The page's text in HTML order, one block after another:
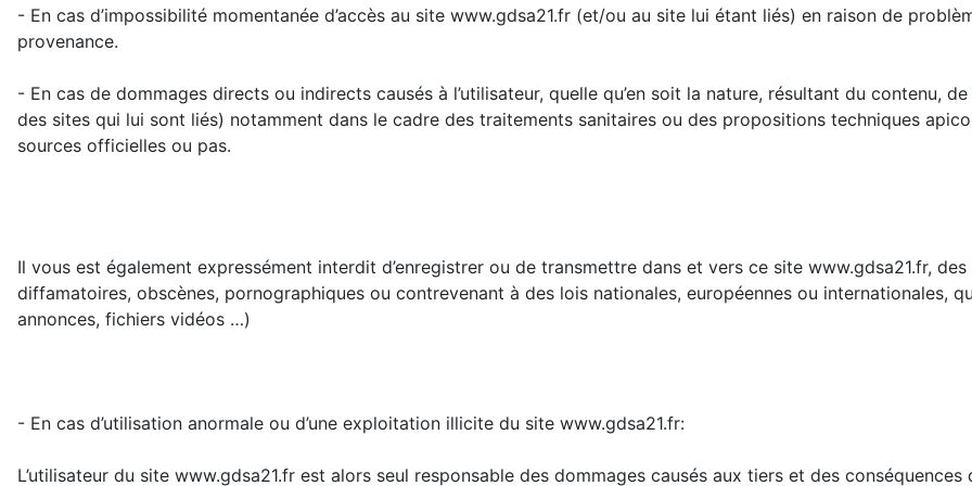
- En cas d’impossibilité momentanée d’accès au site www.gdsa21.fr (et/ou au site lui étant liés) en raison de
provenance.
- En cas de dommages directs ou indirects causés à l’utilisateur, quelle qu’en soit la nature, résultant du contenu,
des sites qui lui sont liés) notamment dans le cadre des traitements sanitaires ou des propositions techniques
sources officielles ou pas.
Il vous est également expressément interdit d’enregistrer ou de transmettre dans et vers ce site www.gdsa21.fr,
diffamatoires, obscènes, pornographiques ou contrevenant à des lois nationales, européennes ou internationales,
annonces, fichiers vidéos …)
- En cas d’utilisation anormale ou d’une exploitation illicite du site www.gdsa21.fr:
L’utilisateur du site www.gdsa21.fr est alors seul responsable des dommages causés aux tiers et des